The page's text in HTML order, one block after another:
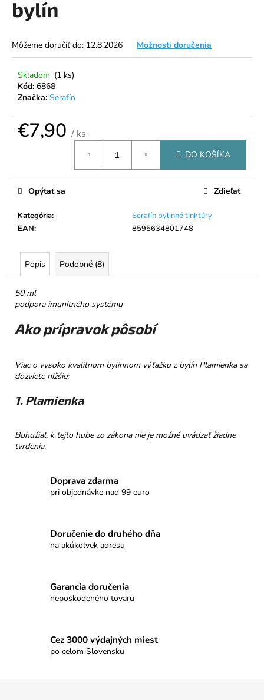
bylín
Môžeme doručiť do: 12.8.2026 Možnosti doručenia
Skladom (1 ks)
Kód: 6868
Značka: Serafín
€7,90 / ks
DO KOŠÍKA
Kategória:
Serafín bylinné tinktúry
EAN: 8595634801748
Opýtať sa Zdieľať
Popis Podobné (8)
50 ml
podpora imunitného systému
Ako prípravok pôsobí
Viac o vysoko kvalitnom bylinnom výťažku z bylín Plamienka sa
dozviete nižšie:
1. Plamienka
Bohužiaľ, k tejto hube zo zákona nie je možné uvádzať žiadne
tvrdenia.
á
s
ť
?
HĽADAŤ
O
p
o
a
m
e
PROMENÁDA
ČOKOLÁDA
SRDIEČKO
Doprava zdarma
pri objednávke nad 99 euro
Doručenie do druhého dňa
na akúkoľvek adresu
Garancia doručenia
nepoškodeného tovaru
Cez 3000 výdajných miest
po celom Slovensku